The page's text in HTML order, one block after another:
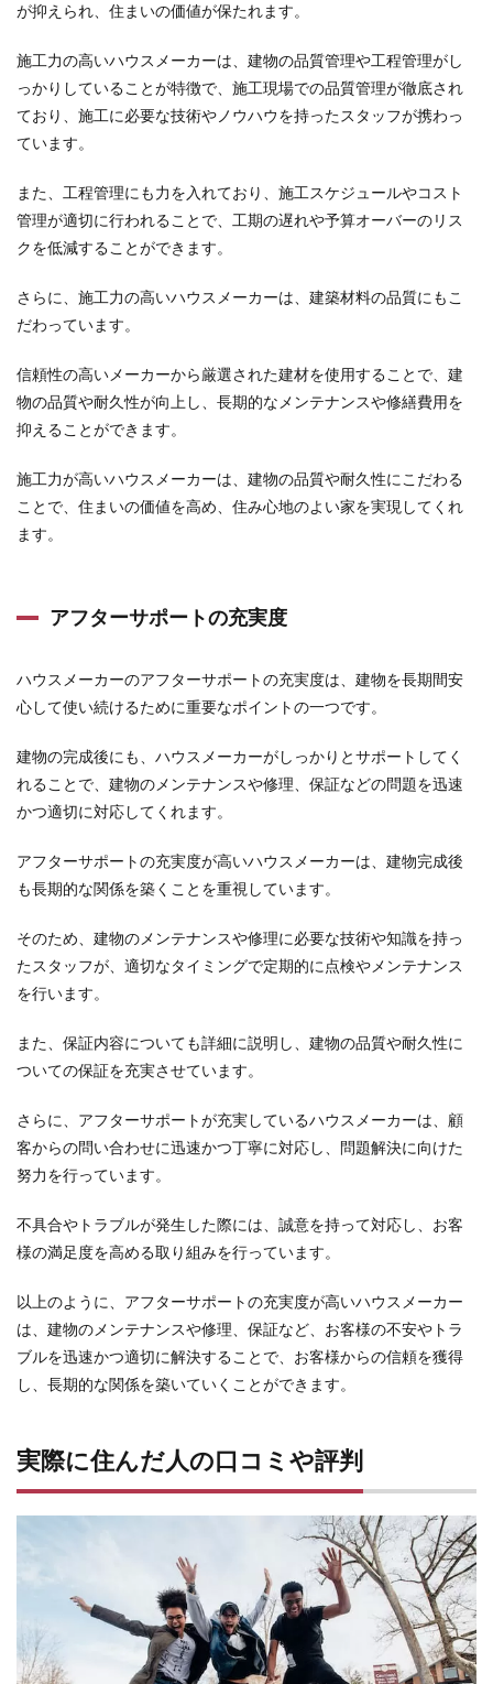
が抑えられ、住まいの価値が保たれます。
施工力の高いハウスメーカーは、建物の品質管理や工程管理がし
っかりしていることが特徴で、施工現場での品質管理が徹底され
ており、施工に必要な技術やノウハウを持ったスタッフが携わっ
ています。
また、工程管理にも力を入れており、施工スケジュールやコスト
管理が適切に行われることで、工期の遅れや予算オーバーのリス
クを低減することができます。
さらに、施工力の高いハウスメーカーは、建築材料の品質にもこ
だわっています。
信頼性の高いメーカーから厳選された建材を使用することで、建
物の品質や耐久性が向上し、長期的なメンテナンスや修繕費用を
抑えることができます。
施工力が高いハウスメーカーは、建物の品質や耐久性にこだわる
ことで、住まいの価値を高め、住み心地のよい家を実現してくれ
ます。
アフターサポートの充実度
ハウスメーカーのアフターサポートの充実度は、建物を長期間安
心して使い続けるために重要なポイントの一つです。
建物の完成後にも、ハウスメーカーがしっかりとサポートしてく
れることで、建物のメンテナンスや修理、保証などの問題を迅速
かつ適切に対応してくれます。
アフターサポートの充実度が高いハウスメーカーは、建物完成後
も長期的な関係を築くことを重視しています。
そのため、建物のメンテナンスや修理に必要な技術や知識を持っ
たスタッフが、適切なタイミングで定期的に点検やメンテナンス
を行います。
また、保証内容についても詳細に説明し、建物の品質や耐久性に
ついての保証を充実させています。
さらに、アフターサポートが充実しているハウスメーカーは、顧
客からの問い合わせに迅速かつ丁寧に対応し、問題解決に向けた
努力を行っています。
不具合やトラブルが発生した際には、誠意を持って対応し、お客
様の満足度を高める取り組みを行っています。
以上のように、アフターサポートの充実度が高いハウスメーカー
は、建物のメンテナンスや修理、保証など、お客様の不安やトラ
ブルを迅速かつ適切に解決することで、お客様からの信頼を獲得
し、長期的な関係を築いていくことができます。
実際に住んだ人の口コミや評判